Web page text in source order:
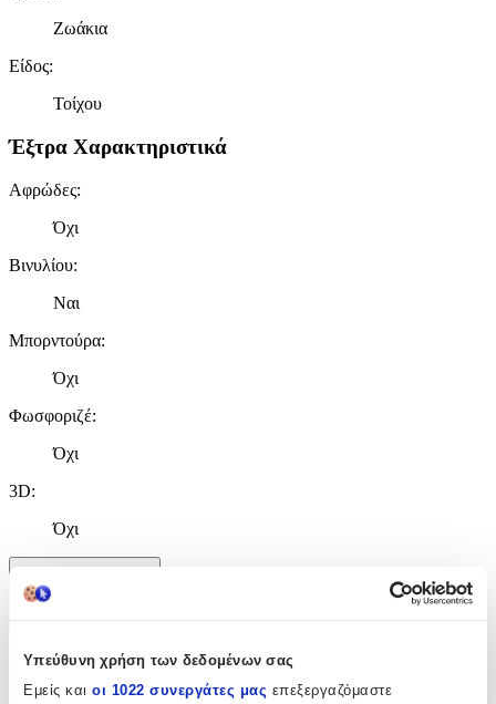
Υπεύθυνη χρήση των δεδομένων σας
Εμείς και οι 1022 συνεργάτες μας επεξεργαζόμαστε
Ζωάκια
Είδος:
Τοίχου
Έξτρα Χαρακτηριστικά
Αφρώδες:
Όχι
Βινυλίου:
Ναι
Μπορντούρα:
Όχι
Φωσφοριζέ:
Όχι
3D:
Όχι
Χαρακτηριστικά
+
Χαρακτηριστικά